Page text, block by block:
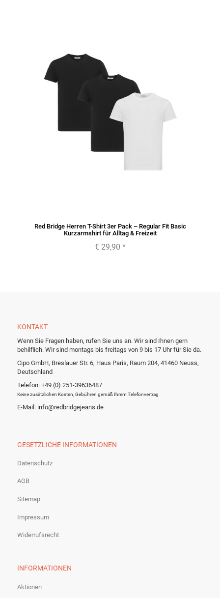
Red Bridge Herren T-Shirt 3er Pack – Regular Fit Basic
Kurzarmshirt für Alltag & Freizeit
€ 29,90 *
KONTAKT
Wenn Sie Fragen haben, rufen Sie uns an. Wir sind Ihnen gern
behilflich. Wir sind montags bis freitags von 9 bis 17 Uhr für Sie da.
Cipo GmbH, Breslauer Str. 6, Haus Paris, Raum 204, 41460 Neuss,
Deutschland
Telefon: +49 (0) 251-39636487
Keine zusätzlichen Kosten, Gebühren gemäß Ihrem Telefonvertrag
E-Mail: info@redbridgejeans.de
GESETZLICHE INFORMATIONEN
Datenschutz
AGB
Sitemap
Impressum
Widerrufsrecht
INFORMATIONEN
Aktionen